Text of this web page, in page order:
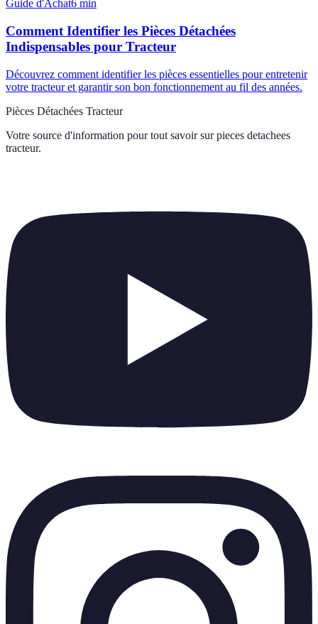
Guide d'Achat6 min
Comment Identifier les Pièces Détachées
Indispensables pour Tracteur
Découvrez comment identifier les pièces essentielles pour entretenir
votre tracteur et garantir son bon fonctionnement au fil des années.
Pièces Détachées Tracteur
Votre source d'information pour tout savoir sur pieces detachees
tracteur.